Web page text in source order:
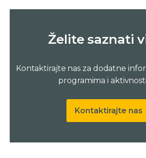
Želite saznati
Kontaktirajte nas za dodatne
programima i
Kontaktirajte nas